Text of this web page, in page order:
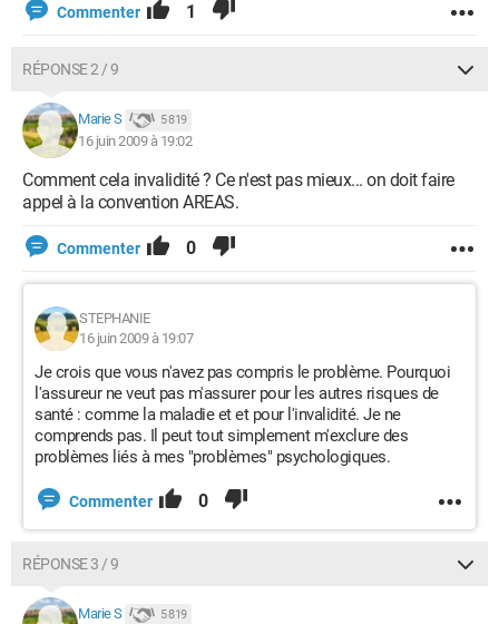
Commenter 1
RÉPONSE 2 / 9
Marie S 5 819
16 juin 2009 à 19:02
Comment cela invalidité ? Ce n'est pas mieux... on doit faire
appel à la convention AREAS.
Commenter 0
STEPHANIE
16 juin 2009 à 19:07
Je crois que vous n'avez pas compris le problème. Pourquoi
l'assureur ne veut pas m'assurer pour les autres risques de
santé : comme la maladie et et pour l'invalidité. Je ne
comprends pas. Il peut tout simplement m'exclure des
problèmes liés à mes "problèmes" psychologiques.
Commenter 0
RÉPONSE 3 / 9
Marie S 5 819